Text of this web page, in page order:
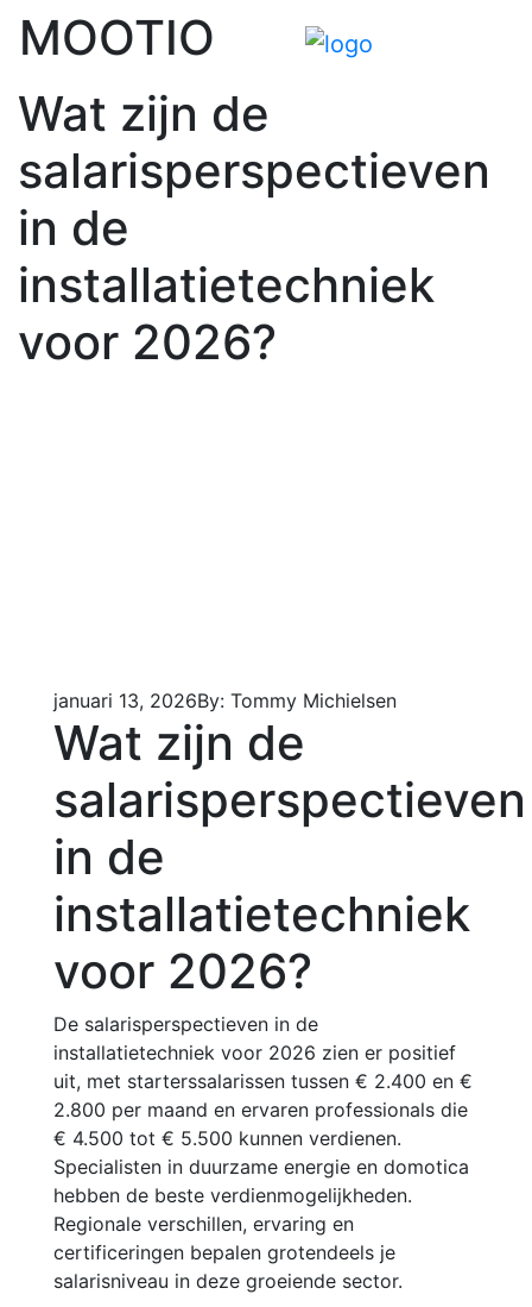
MOOTIO
Wat zijn de
salarisperspectieven
in de
installatietechniek
voor 2026?
januari 13, 2026By: Tommy Michielsen
Wat zijn de
salarisperspectieven
in de
installatietechniek
voor 2026?
De salarisperspectieven in de
installatietechniek voor 2026 zien er positief
uit, met starterssalarissen tussen € 2.400 en €
2.800 per maand en ervaren professionals die
€ 4.500 tot € 5.500 kunnen verdienen.
Specialisten in duurzame energie en domotica
hebben de beste verdienmogelijkheden.
Regionale verschillen, ervaring en
certificeringen bepalen grotendeels je
salarisniveau in deze groeiende sector.